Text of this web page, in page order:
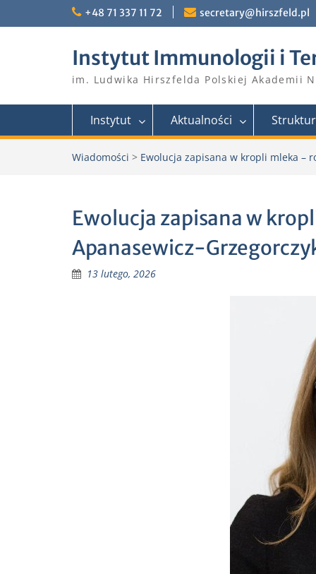
+48 71 337 11 72 secretary@hirszfeld.pl
Instytut Immunologii i
im. Ludwika Hirszfelda Polskiej Akademii
Instytut Aktualności
Wiadomości > Ewolucja zapisana w kropli mleka –
Ewolucja zapisana w
Apanasewicz-
13 lutego, 2026